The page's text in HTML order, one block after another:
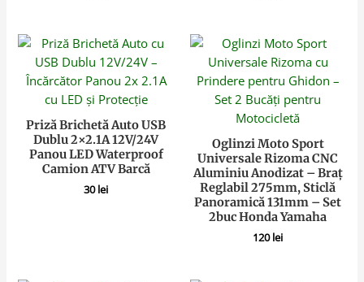
Priză Brichetă Auto USB
Dublu 2×2.1A 12V/24V
Panou LED Waterproof
Camion ATV Barcă
30lei
Oglinzi Moto Sport
Universale Rizoma CNC
Aluminiu Anodizat – Braț
Reglabil 275mm, Sticlă
Panoramică 131mm – Set
2buc Honda Yamaha
120lei